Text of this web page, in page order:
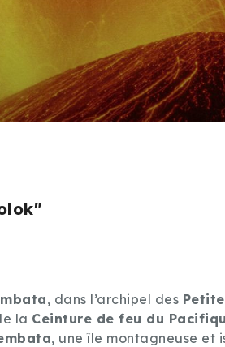
, dans l’archipel des
la Ceinture de feu du
, une île montagneuse et